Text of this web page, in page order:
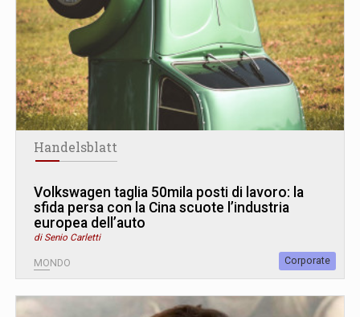
Handelsblatt
Volkswagen taglia 50mila posti di lavoro: la
sfida persa con la Cina scuote l’industria
europea dell’auto
di Senio Carletti
MONDO Corporate